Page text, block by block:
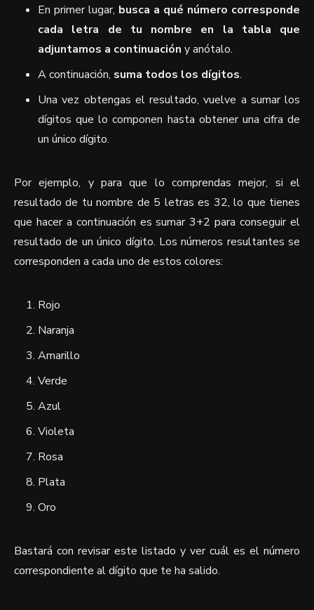
En primer lugar, busca a qué número corresponde
cada letra de tu nombre en la tabla que
adjuntamos a continuación y anótalo.
A continuación, suma todos los dígitos.
Una vez obtengas el resultado, vuelve a sumar los
dígitos que lo componen hasta obtener una cifra de
un único dígito.
Por ejemplo, y para que lo comprendas mejor, si el
resultado de tu nombre de 5 letras es 32, lo que tienes
que hacer a continuación es sumar 3+2 para conseguir el
resultado de un único dígito. Los números resultantes se
corresponden a cada uno de estos colores:
Rojo
Naranja
Amarillo
Verde
Azul
Violeta
Rosa
Plata
Oro
Bastará con revisar este listado y ver cuál es el número
correspondiente al dígito que te ha salido.